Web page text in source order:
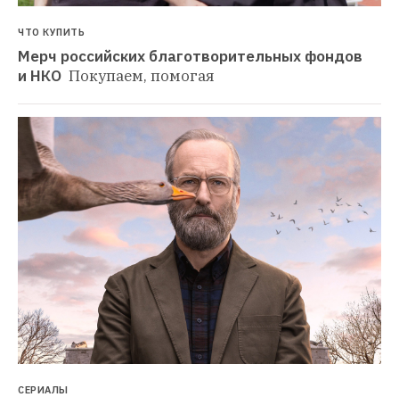
ЧТО КУПИТЬ
Мерч российских благотворительных фондов
и НКО Покупаем, помогая
СЕРИАЛЫ